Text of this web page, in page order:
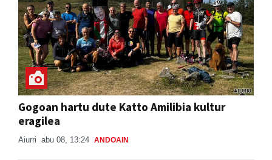
Gogoan hartu dute Katto Amilibia kultur
eragilea
Aiurri abu 08, 13:24 ANDOAIN